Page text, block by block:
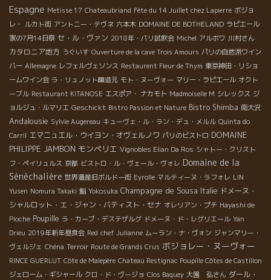
Espagne Metisse 17 Chateaubriand Fête du 14 Juillet chez Lapierre ボジョ
レ・ ルカト街 アントニー・テヴネ 六本木 DOMAINE DE BOTHELAND ラピエール
家の7月14日祭 セ・ル・ヴァン 2018年・パリ試飲会 Michel アルボワ 川村さん
カタロニア地方 うぐいす Ouverture de la cave Trois Amours パリの自然派ワイン
バー Allemagne レフェルヴェソンス Restaurent Fleur de Thym 東京神田・リショ
ームワイン会 ラ・リュノット醸造元 モト・ヌーヴォー マリー・ラピエール オクト
ーブル Restaurant KITANOSE エスポア・ ナカモト Madmoiselle M シレックス ジ
ョルジュ・ルマリエ Geschickt Bistro Passion et Nature Bistro Shimba 南大沢
Andalousie Sylvie Augereau キューヴェ・ル・ラン・デュ・メルル Quinta do
Carril エマニュエル・ウイヨン・オヴェルノワ パリのビストロ DOMAINE
PHILIPPE JAMBON モンペリエ Vignobles Elian Da Ros シャトー・クリスト
フ・ペイリュルス 京都 ビストロ・ル・ヴェール・ヴォレ Domaine de la
Sénèchalière 世界遺産旧ボルドー街 Eyrolle マルティーヌ・ラフォレ LIN
Yusen Nomura Takaki 鮨 Yokosuka Champagne de Sousa Italie ドメーヌ・
シャルロット・エ・ジャン・バティスト・セナ オレリアン・プチ Hayashi de
Pioche Poupille ラ・カーブ・デステザルグ ドメーヌ・ド・レグリエール Yan
Drieu 2019年新年昼食会 Red chef Julianne ムーラン・ナ・ヴォン ジャンマリー・
ヴェルジェ Chéna Terroir Route de Grands Crus ボジョレー・ヌーヴォー
RINCE GUERLUT Côte de Malepère Chateau Restignac Poupille Côtes de Castillon
ジェローム・ギシャール クロ・ド・ヴージョ Clos Baquey 大園 弘さん ダール・